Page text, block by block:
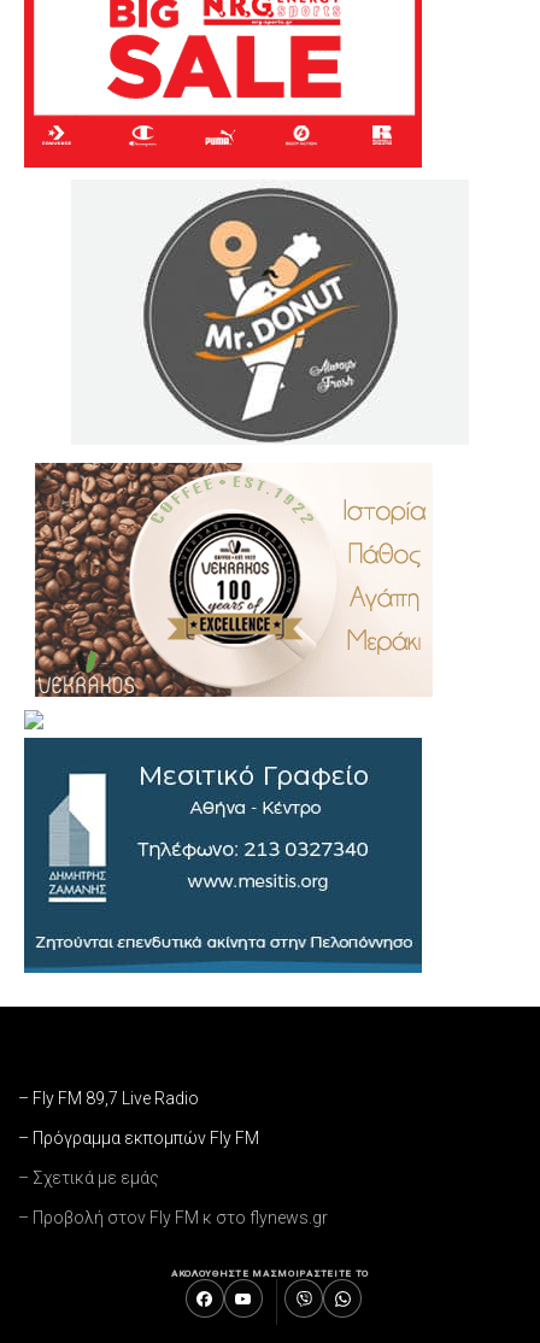
– Fly FM 89,7 Live Radio
– Πρόγραμμα εκπομπών Fly FM
– Σχετικά με εμάς
– Προβολή στον Fly FM κ στο flynews.gr
ΑΚΟΛΟΥΘΗΣΤΕ ΜΑΣΜΟΙΡΑΣΤΕΙΤΕ ΤΟ